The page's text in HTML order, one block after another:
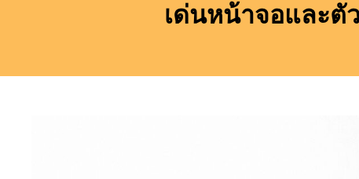
เด่นหน้าจอและตั